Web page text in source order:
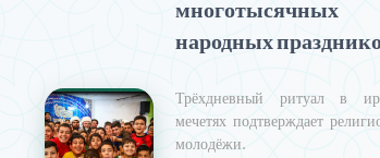
многотысячных
народных
Трёхдневный ритуал в
мечетях подтверждает
молодёжи.